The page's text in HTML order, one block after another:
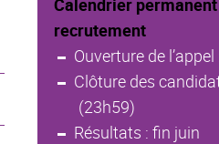
Calendrier
recrutement
Ouverture de
Clôture des
(23h59)
Résultats : fin juin